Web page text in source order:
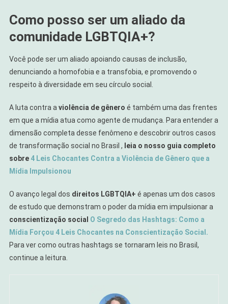
Como posso ser um aliado da
comunidade LGBTQIA+?
Você pode ser um aliado apoiando causas de inclusão,
denunciando a homofobia e a transfobia, e promovendo o
respeito à diversidade em seu círculo social.
A luta contra a violência de gênero é também uma das frentes
em que a mídia atua como agente de mudança. Para entender a
dimensão completa desse fenômeno e descobrir outros casos
de transformação social no Brasil , leia o nosso guia completo
sobre 4 Leis Chocantes Contra a Violência de Gênero que a
Mídia Impulsionou
O avanço legal dos direitos LGBTQIA+ é apenas um dos casos
de estudo que demonstram o poder da mídia em impulsionar a
conscientização social O Segredo das Hashtags: Como a
Mídia Forçou 4 Leis Chocantes na Conscientização Social.
Para ver como outras hashtags se tornaram leis no Brasil,
continue a leitura.